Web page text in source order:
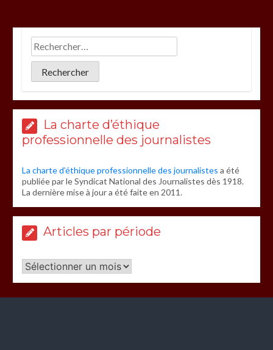
La charte d’éthique
professionnelle des journalistes
La charte d’éthique professionnelle des journalistes a été
publiée par le Syndicat National des Journalistes dès 1918.
La dernière mise à jour a été faite en 2011.
Articles par période
Articles
par
période